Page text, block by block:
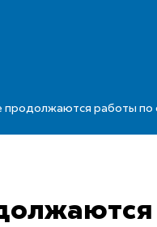
продолжаются работы по